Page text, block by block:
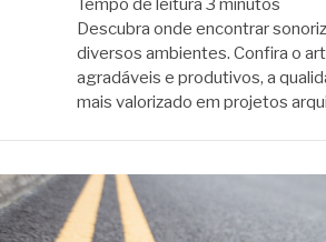
Tempo de leitura 3 minutos
Descubra onde encontrar
diversos ambientes. Confira o
agradáveis e produtivos, a
mais valorizado em projetos